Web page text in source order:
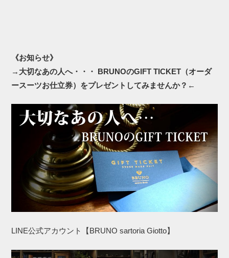
《お知らせ》
→ 大切なあの人へ・・・ BRUNOのGIFT TICKET（オーダ
ースーツお仕立券）をプレゼントしてみませんか？ ←
LINE公式アカウント【BRUNO sartoria Giotto】